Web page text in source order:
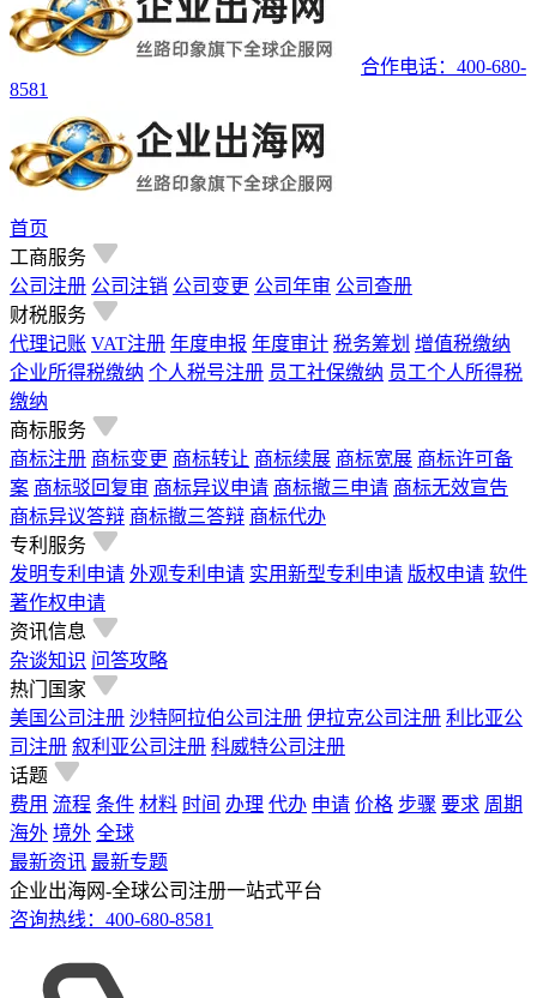
合作电话：400-680-
8581
首页
工商服务
公司注册 公司注销 公司变更 公司年审 公司查册
财税服务
代理记账 VAT注册 年度申报 年度审计 税务筹划 增值税缴纳
企业所得税缴纳 个人税号注册 员工社保缴纳 员工个人所得税
缴纳
商标服务
商标注册 商标变更 商标转让 商标续展 商标宽展 商标许可备
案 商标驳回复审 商标异议申请 商标撤三申请 商标无效宣告
商标异议答辩 商标撤三答辩 商标代办
专利服务
发明专利申请 外观专利申请 实用新型专利申请 版权申请 软件
著作权申请
资讯信息
杂谈知识 问答攻略
热门国家
美国公司注册 沙特阿拉伯公司注册 伊拉克公司注册 利比亚公
司注册 叙利亚公司注册 科威特公司注册
话题
费用 流程 条件 材料 时间 办理 代办 申请 价格 步骤 要求 周期
海外 境外 全球
最新资讯 最新专题
企业出海网-全球公司注册一站式平台
咨询热线： 400-680-8581